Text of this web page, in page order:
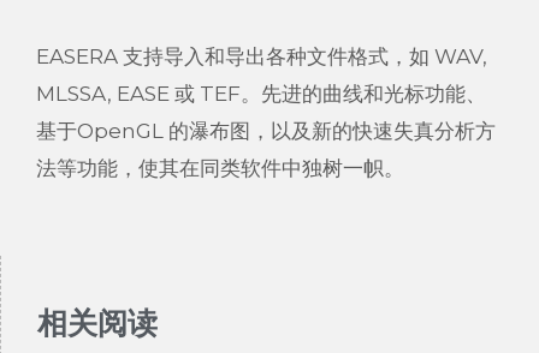
EASERA 支持导入和导出各种文件格式，如 WAV,
MLSSA, EASE 或 TEF。先进的曲线和光标功能、
基于OpenGL 的瀑布图，以及新的快速失真分析方
法等功能，使其在同类软件中独树一帜。
相关阅读